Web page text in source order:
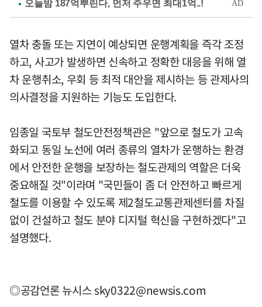
열차 충돌 또는 지연이 예상되면 운행계획을 즉각 조정
하고, 사고가 발생하면 신속하고 정확한 대응을 위해 열
차 운행취소, 우회 등 최적 대안을 제시하는 등 관제사의
의사결정을 지원하는 기능도 도입한다.
임종일 국토부 철도안전정책관은 "앞으로 철도가 고속
화되고 동일 노선에 여러 종류의 열차가 운행하는 환경
에서 안전한 운행을 보장하는 철도관제의 역할은 더욱
중요해질 것"이라며 "국민들이 좀 더 안전하고 빠르게
철도를 이용할 수 있도록 제2철도교통관제센터를 차질
없이 건설하고 철도 분야 디지털 혁신을 구현하겠다"고
설명했다.
◎공감언론 뉴시스sky0322@newsis.com